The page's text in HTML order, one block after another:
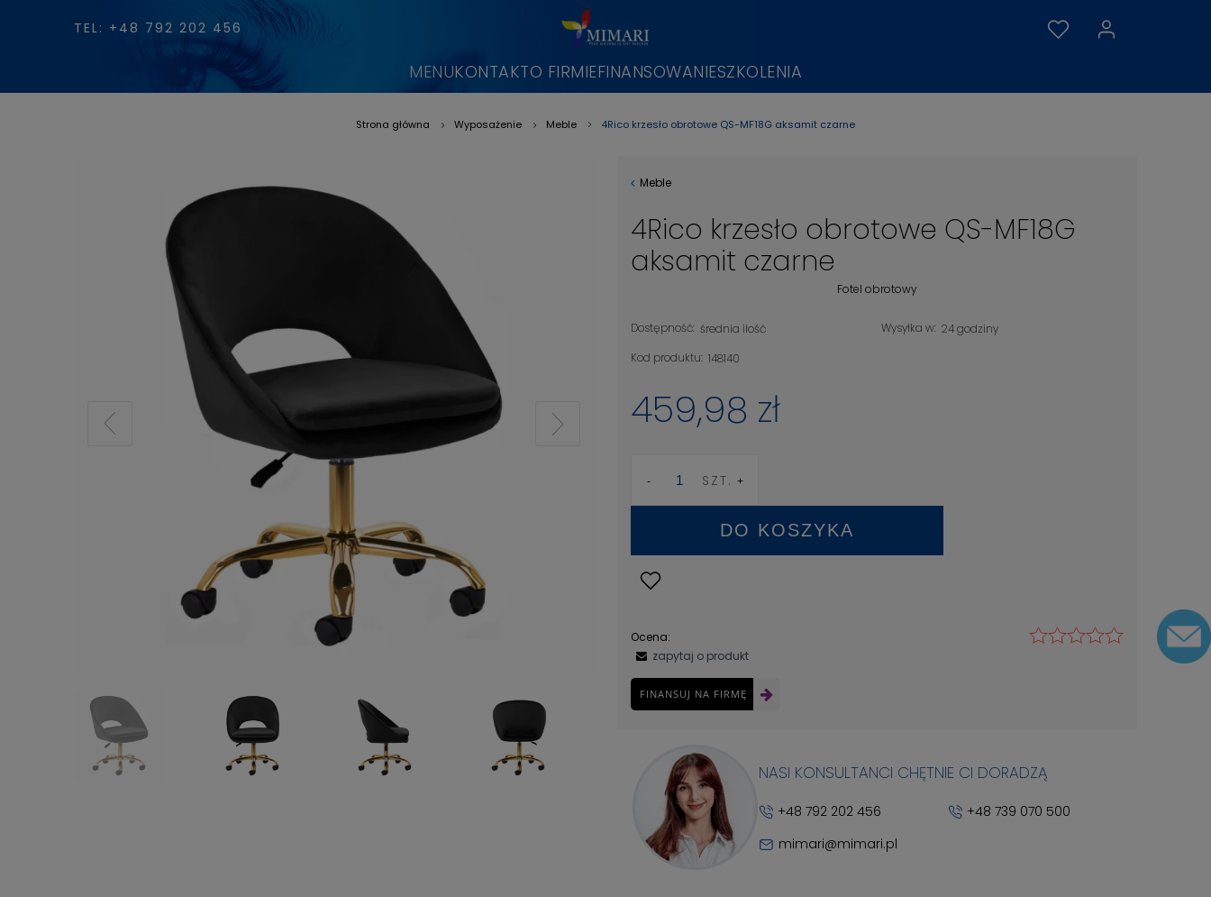
TEL: +48 792 202 456
MENUKONTAKTO FIRMIEFINANSOWANIESZKOLENIA
Strona główna Wyposażenie Meble 4Rico krzesło obrotowe QS-MF18G aksamit czarne
Meble
4Rico krzesło obrotowe QS-MF18G
aksamit czarne
Fotel obrotowy
Dostępność: średnia ilość Wysyłka w: 24 godziny
Kod produktu: 148140
459,98 zł
SZT.
DO KOSZYKA
Ocena:
zapytaj o produkt
FINANSUJ NA FIRMĘ
NASI KONSULTANCI CHĘTNIE CI DORADZĄ
+48 792 202 456
+48 739 070 500
mimari@mimari.pl